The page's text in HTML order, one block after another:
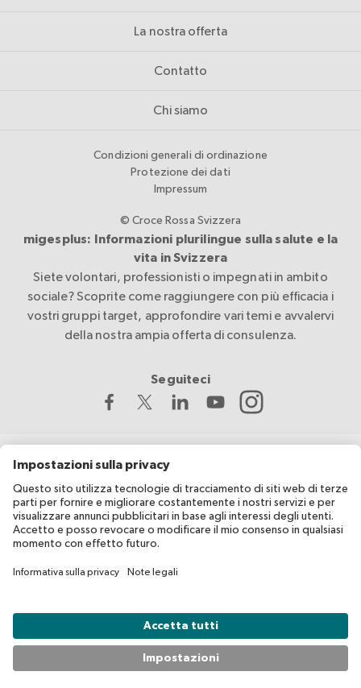
La nostra offerta
Contatto
Chi siamo
Condizioni generali di ordinazione
Protezione dei dati
Impressum
© Croce Rossa Svizzera
migesplus: Informazioni plurilingue sulla salute e la
vita in Svizzera
Siete volontari, professionisti o impegnati in ambito
sociale? Scoprite come raggiungere con più efficacia i
vostri gruppi target, approfondire vari temi e avvalervi
della nostra ampia offerta di consulenza.
Seguiteci
La Croce Rossa Svizzera sviluppa e coordina migesplus ed è
sostenuta finanziariamente dall’Ufficio federale della sanità